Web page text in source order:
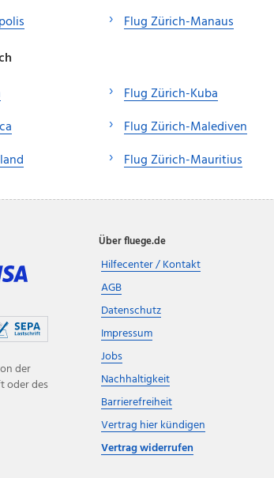
Flug Zürich-Manaus
Flug Zürich-Kuba
Flug Zürich-Malediven
Flug Zürich-Mauritius